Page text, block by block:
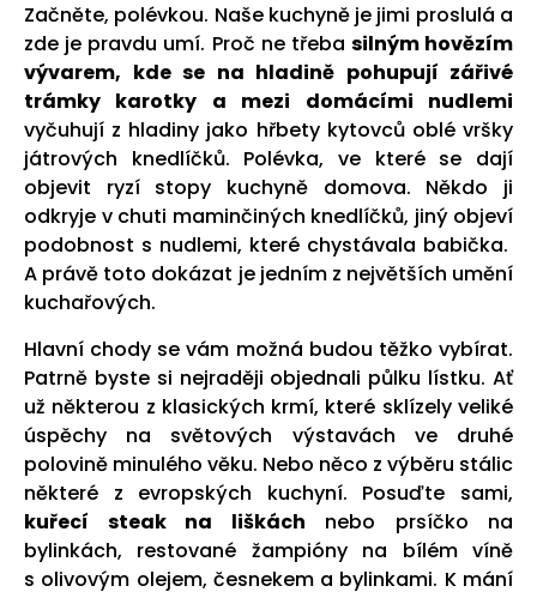
Začněte, polévkou. Naše kuchyně je jimi proslulá a
zde je pravdu umí. Proč ne třeba silným hovězím
vývarem, kde se na hladině pohupují zářivé
trámky karotky a mezi domácími nudlemi
vyčuhují z hladiny jako hřbety kytovců oblé vršky
játrových knedlíčků. Polévka, ve které se dají
objevit ryzí stopy kuchyně domova. Někdo ji
odkryje v chuti maminčiných knedlíčků, jiný objeví
podobnost s nudlemi, které chystávala babička.
A právě toto dokázat je jedním z největších umění
kuchařových.
Hlavní chody se vám možná budou těžko vybírat.
Patrně byste si nejraději objednali půlku lístku. Ať
už některou z klasických krmí, které sklízely veliké
úspěchy na světových výstavách ve druhé
polovině minulého věku. Nebo něco z výběru stálic
některé z evropských kuchyní. Posuďte sami,
kuřecí steak na liškách nebo prsíčko na
bylinkách, restované žampióny na bílém víně
s olivovým olejem, česnekem a bylinkami. K mání